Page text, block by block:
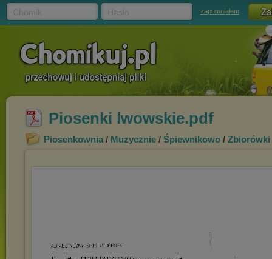
zapomniałem
Piosenki lwowskie.pdf
Piosenkownia / Muzycznie / Śpiewnikowo / Zbiorówki